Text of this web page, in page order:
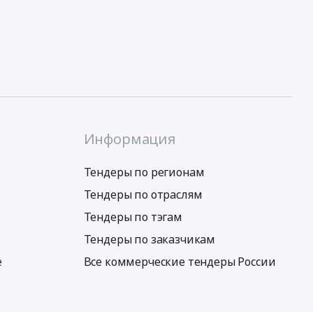
Информация
Тендеры по регионам
Тендеры по отраслям
Тендеры по тэгам
Тендеры по заказчикам
Все коммерческие тендеры России